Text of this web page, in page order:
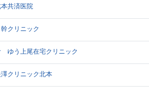
共済医院
クリニック
う上尾在宅クリニック
クリニック北本